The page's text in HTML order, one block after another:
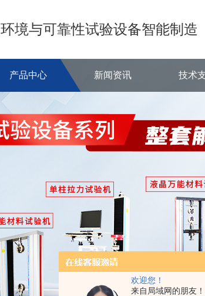
欢迎您！
来自局域网的朋友
环境与可靠性试验设备智能制造
产品中心 新闻资讯 技术